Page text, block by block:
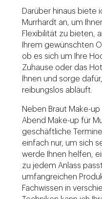
Darüber hinaus biete
Murrhardt an, um
Flexibilität zu bieten,
Ihrem gewünschten
ob es sich um Ihre
Zuhause oder das
Ihnen und sorge
reibungslos abläuft.
Neben Braut Make-
Abend Make-up für
geschäftliche
einfach nur, um sich
werde Ihnen helfen,
zu jedem Anlass
umfangreichen
Fachwissen in